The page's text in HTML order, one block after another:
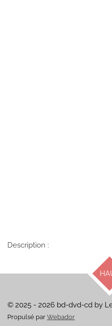
Description :
© 2025 - 2026 bd-dvd-cd by
Propulsé par Webador